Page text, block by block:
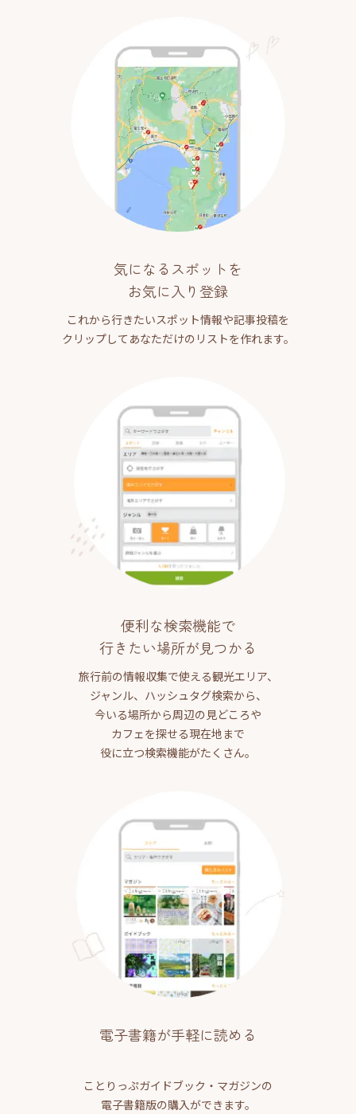
気になるスポットを
お気に入り登録
これから行きたいスポット情報や記事投稿を
クリップしてあなただけのリストを作れます。
便利な検索機能で
行きたい場所が見つかる
旅行前の情報収集で使える観光エリア、
ジャンル、ハッシュタグ検索から、
今いる場所から周辺の見どころや
カフェを探せる現在地まで
役に立つ検索機能がたくさん。
電子書籍が手軽に読める
ことりっぷガイドブック・マガジンの
電子書籍版の購入ができます。